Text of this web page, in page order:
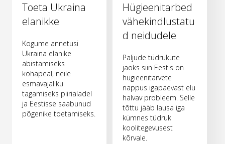
Toeta Ukraina
elanikke
Kogume annetusi
Ukraina elanike
abistamiseks
kohapeal, neile
esmavajaliku
tagamiseks piirialadel
ja Eestisse saabunud
põgenike toetamiseks.
Hügieenitarbed
vähekindlustatu
d neidudele
Paljude tüdrukute
jaoks siin Eestis on
hügieenitarvete
nappus igapäevast elu
halvav probleem. Selle
tõttu jääb lausa iga
kümnes tüdruk
koolitegevusest
kõrvale.